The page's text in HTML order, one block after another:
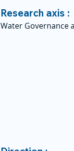
Research axis :
Water Governance